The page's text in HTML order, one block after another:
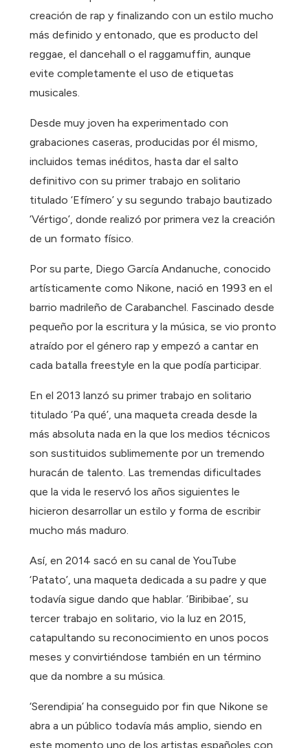
creación de rap y finalizando con un estilo mucho
más definido y entonado, que es producto del
reggae, el dancehall o el raggamuffin, aunque
evite completamente el uso de etiquetas
musicales.
Desde muy joven ha experimentado con
grabaciones caseras, producidas por él mismo,
incluidos temas inéditos, hasta dar el salto
definitivo con su primer trabajo en solitario
titulado ‘Efímero’ y su segundo trabajo bautizado
‘Vértigo’, donde realizó por primera vez la creación
de un formato físico.
Por su parte, Diego García Andanuche, conocido
artísticamente como Nikone, nació en 1993 en el
barrio madrileño de Carabanchel. Fascinado desde
pequeño por la escritura y la música, se vio pronto
atraído por el género rap y empezó a cantar en
cada batalla freestyle en la que podía participar.
En el 2013 lanzó su primer trabajo en solitario
titulado ‘Pa qué’, una maqueta creada desde la
más absoluta nada en la que los medios técnicos
son sustituidos sublimemente por un tremendo
huracán de talento. Las tremendas dificultades
que la vida le reservó los años siguientes le
hicieron desarrollar un estilo y forma de escribir
mucho más maduro.
Así, en 2014 sacó en su canal de YouTube
‘Patato’, una maqueta dedicada a su padre y que
todavía sigue dando que hablar. ‘Biribibae’, su
tercer trabajo en solitario, vio la luz en 2015,
catapultando su reconocimiento en unos pocos
meses y convirtiéndose también en un término
que da nombre a su música.
‘Serendipia’ ha conseguido por fin que Nikone se
abra a un público todavía más amplio, siendo en
este momento uno de los artistas españoles con